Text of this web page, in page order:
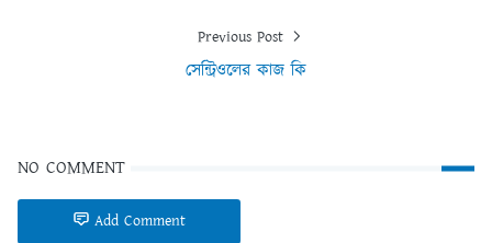
Previous Post
সেন্ট্রিওলের কাজ কি
NO COMMENT
Add Comment